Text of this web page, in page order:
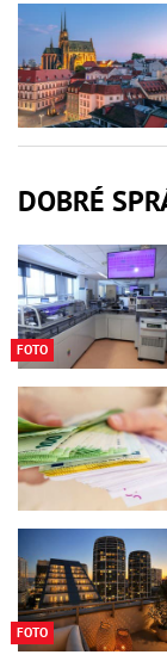
DOBRÉ
FOTO
FOTO